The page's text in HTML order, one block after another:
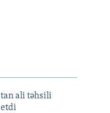
ali təhsili